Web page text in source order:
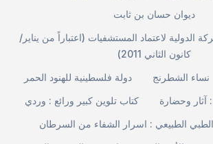
ديوان حسان بن ثابت
الدولية لاعتماد المستشفيات (اعتباراً من يناير/
كانون الثاني 2011)
دولة فلسطينية للهنود الحمر
نساء الشطرنج
كتاب تلوين كبير ورائع : وردي
آثار وحضارة
الطبيعي : اسرار الشفاء من السرطان